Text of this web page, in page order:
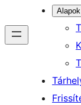
Alapok